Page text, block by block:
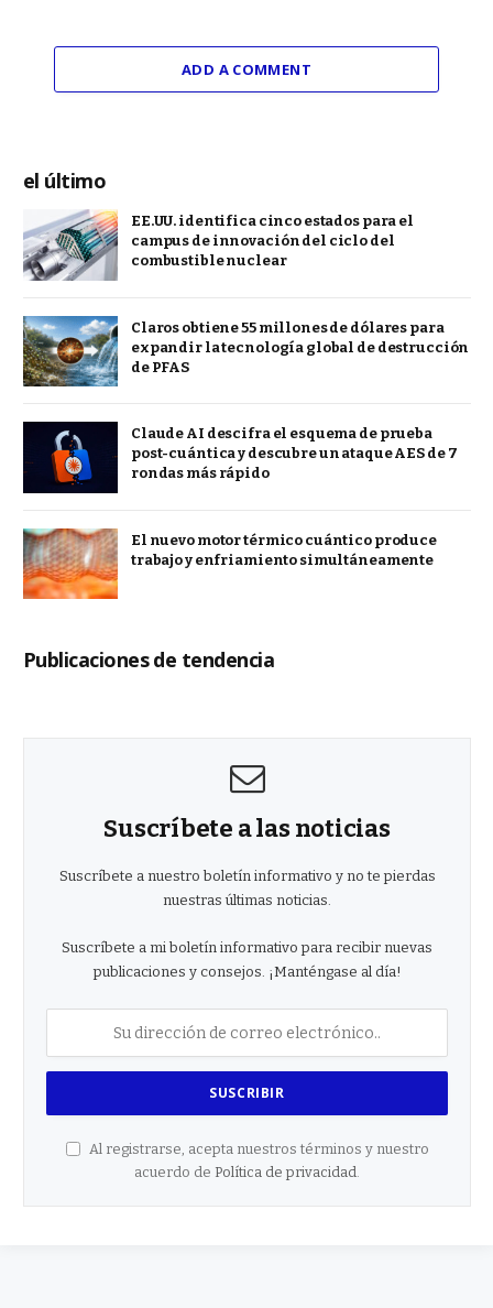
ADD A COMMENT
el último
EE.UU. identifica cinco estados para el
campus de innovación del ciclo del
combustible nuclear
Claros obtiene 55 millones de dólares para
expandir la tecnología global de destrucción
de PFAS
Claude AI descifra el esquema de prueba
post-cuántica y descubre un ataque AES de 7
rondas más rápido
El nuevo motor térmico cuántico produce
trabajo y enfriamiento simultáneamente
Publicaciones de tendencia
Suscríbete a las noticias
Suscríbete a nuestro boletín informativo y no te pierdas
nuestras últimas noticias.
Suscríbete a mi boletín informativo para recibir nuevas
publicaciones y consejos. ¡Manténgase al día!
Al registrarse, acepta nuestros términos y nuestro
acuerdo de Política de privacidad.